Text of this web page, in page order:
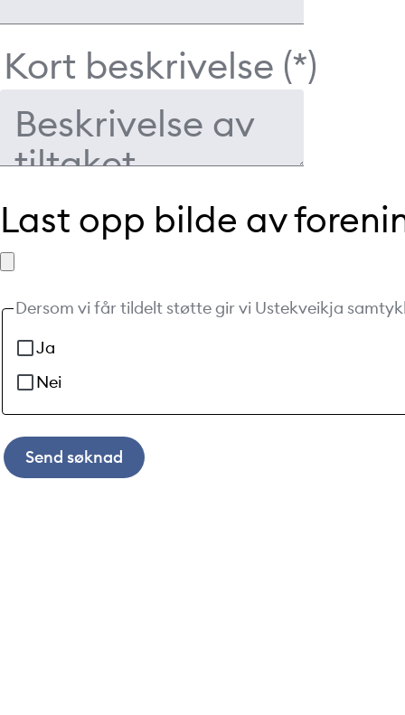
Kort beskrivelse
Last opp bilde av
Dersom vi får tildelt støtte gir vi Ustekveikja
Ja
Nei
Send søknad